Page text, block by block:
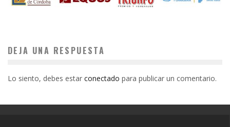
DEJA UNA RESPUESTA
Lo siento, debes estar conectado para publicar un comentario.